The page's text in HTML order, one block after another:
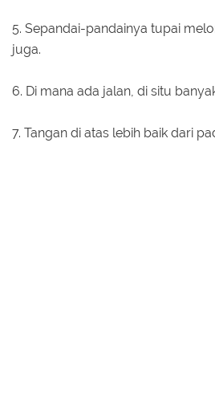
5. Sepandai-pandainya tupai
juga.
6. Di mana ada jalan, di situ
7. Tangan di atas lebih baik dari